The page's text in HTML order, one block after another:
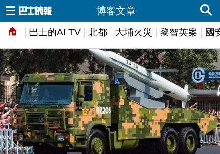
巴士的AI TV 北都 大埔火災 黎智英案 國
博客文章